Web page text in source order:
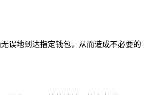
误地到达指定钱包，从而造成不必要的